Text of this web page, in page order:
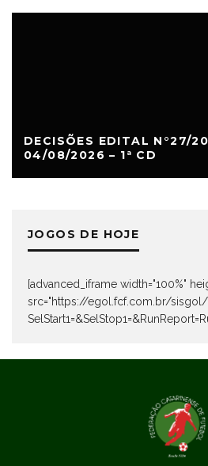
DECISÕES EDITAL N°27/
04/08/2026 – 1ª CD
JOGOS DE HOJE
[advanced_iframe width="100%"
src="https://egol.fcf.com.br/sisgol/